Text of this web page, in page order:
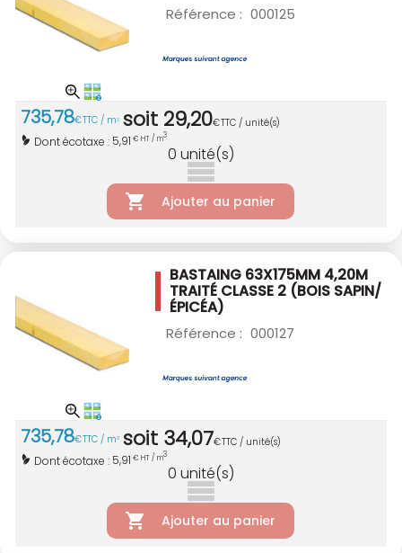
Référence : 000125
735,78€TTC / m3 soit 29,20€TTC / unité(s)
Dont écotaxe : 5,91 € HT / m3
0 unité(s)
Ajouter au panier
BASTAING 63X175MM 4,20M
TRAITÉ CLASSE 2 (BOIS SAPIN/
ÉPICÉA)
Référence : 000127
735,78€TTC / m3 soit 34,07€TTC / unité(s)
Dont écotaxe : 5,91 € HT / m3
0 unité(s)
Ajouter au panier